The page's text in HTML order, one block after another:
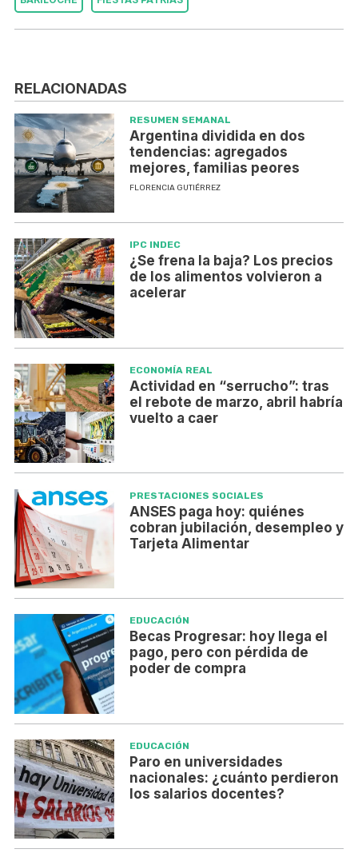
RELACIONADAS
RESUMEN SEMANAL
Argentina dividida en dos
tendencias: agregados
mejores, familias peores
FLORENCIA GUTIÉRREZ
IPC INDEC
¿Se frena la baja? Los precios
de los alimentos volvieron a
acelerar
ECONOMÍA REAL
Actividad en “serrucho”: tras
el rebote de marzo, abril habría
vuelto a caer
PRESTACIONES SOCIALES
ANSES paga hoy: quiénes
cobran jubilación, desempleo y
Tarjeta Alimentar
EDUCACIÓN
Becas Progresar: hoy llega el
pago, pero con pérdida de
poder de compra
EDUCACIÓN
Paro en universidades
nacionales: ¿cuánto perdieron
los salarios docentes?